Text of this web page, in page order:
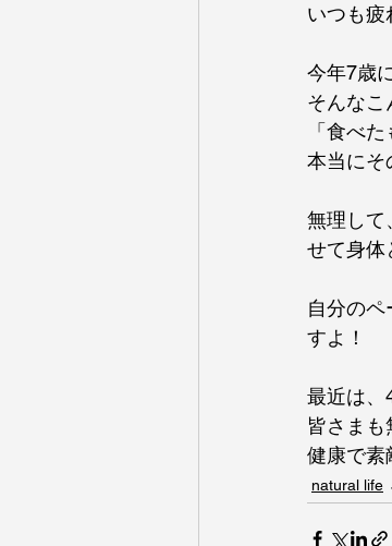
いつも疲
今年7歳
そんなこ
「食べ
本当にそ
無理して
せて身体
自分の
すよ！
最近は、
皆さまも
健康で素
natural life